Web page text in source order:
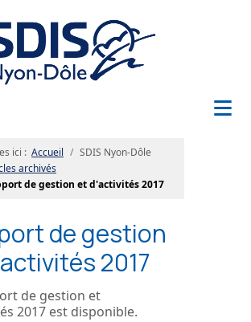
≡
ici : Accueil
SDIS Nyon-Dôle
archivés
de gestion et d'activités 2017
de gestion
2017
de gestion et
2017 est disponible.